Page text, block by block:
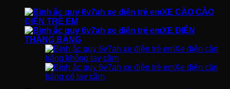
XE CÀO CÀO
ĐIỆN TRẺ EM
XE ĐIỆN
THĂNG BẰNG
Xe điện cân
bằng không tay cầm
Xe điện cân
bằng có tay cầm